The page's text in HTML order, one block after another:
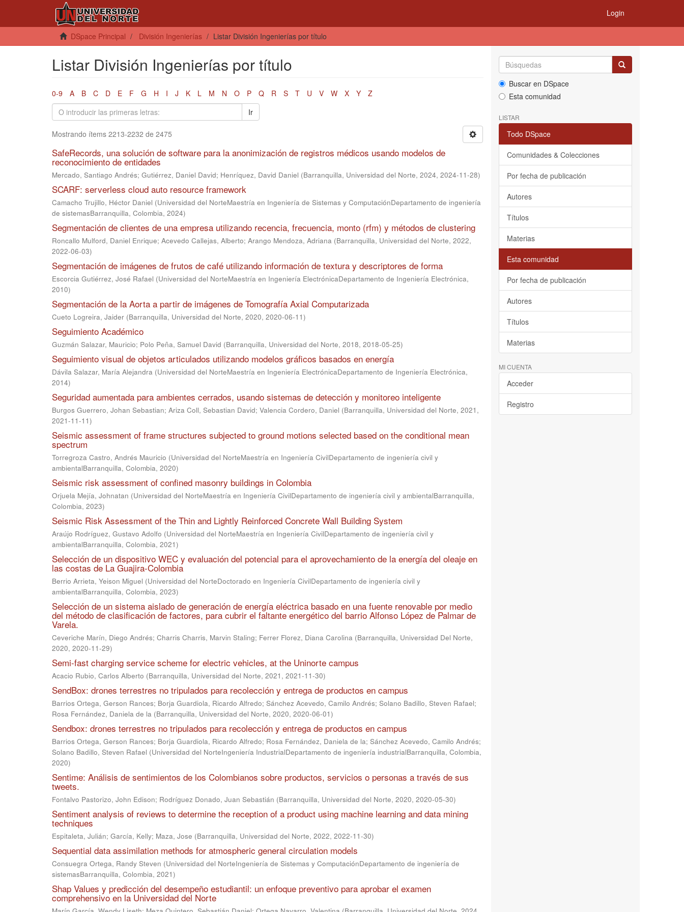
Login
DSpace Principal División Ingenierías Listar División Ingenierías por título
Listar División Ingenierías por título
0-9 A B C D E F G H I J K L M N O P Q R S T U V W X Y
Z
Ir
Mostrando ítems 2213-2232 de 2475
SafeRecords, una solución de software para la anonimización de registros médicos usando modelos de
reconocimiento de entidades
Mercado, Santiago Andrés; Gutiérrez, Daniel David; Henríquez, David Daniel (Barranquilla, Universidad del Norte, 2024, 2024-11-28)
SCARF: serverless cloud auto resource framework
Camacho Trujillo, Héctor Daniel (Universidad del NorteMaestría en Ingeniería de Sistemas y ComputaciónDepartamento de ingeniería
de sistemasBarranquilla, Colombia, 2024)
Segmentación de clientes de una empresa utilizando recencia, frecuencia, monto (rfm) y métodos de clustering
Roncallo Mulford, Daniel Enrique; Acevedo Callejas, Alberto; Arango Mendoza, Adriana (Barranquilla, Universidad del Norte, 2022,
2022-06-03)
Segmentación de imágenes de frutos de café utilizando información de textura y descriptores de forma
Escorcia Gutiérrez, José Rafael (Universidad del NorteMaestría en Ingeniería ElectrónicaDepartamento de Ingeniería Electrónica,
2010)
Segmentación de la Aorta a partir de imágenes de Tomografía Axial Computarizada
Cueto Logreira, Jaider (Barranquilla, Universidad del Norte, 2020, 2020-06-11)
Seguimiento Académico
Guzmán Salazar, Mauricio; Polo Peña, Samuel David (Barranquilla, Universidad del Norte, 2018, 2018-05-25)
Seguimiento visual de objetos articulados utilizando modelos gráficos basados en energía
Dávila Salazar, María Alejandra (Universidad del NorteMaestría en Ingeniería ElectrónicaDepartamento de Ingeniería Electrónica,
2014)
Seguridad aumentada para ambientes cerrados, usando sistemas de detección y monitoreo inteligente
Burgos Guerrero, Johan Sebastian; Ariza Coll, Sebastian David; Valencia Cordero, Daniel (Barranquilla, Universidad del Norte, 2021 ,
2021-11-11)
Seismic assessment of frame structures subjected to ground motions selected based on the conditional mean
spectrum
Torregroza Castro, Andrés Mauricio (Universidad del NorteMaestría en Ingeniería CivilDepartamento de ingeniería civil y
ambientalBarranquilla, Colombia, 2020)
Seismic risk assessment of confined masonry buildings in Colombia
Orjuela Mejía, Johnatan (Universidad del NorteMaestría en Ingeniería CivilDepartamento de ingeniería civil y ambientalBarranquilla,
Colombia, 2023)
Seismic Risk Assessment of the Thin and Lightly Reinforced Concrete Wall Building System
Araújo Rodríguez, Gustavo Adolfo (Universidad del NorteMaestría en Ingeniería CivilDepartamento de ingeniería civil y
ambientalBarranquilla, Colombia, 2021)
Selección de un dispositivo WEC y evaluación del potencial para el aprovechamiento de la energía del oleaje en
las costas de La Guajira-Colombia
Berrio Arrieta, Yeison Miguel (Universidad del NorteDoctorado en Ingeniería CivilDepartamento de ingeniería civil y
ambientalBarranquilla, Colombia, 2023)
Selección de un sistema aislado de generación de energía eléctrica basado en una fuente renovable por medio
del método de clasificación de factores, para cubrir el faltante energético del barrio Alfonso López de Palmar de
Varela.
Ceveriche Marín, Diego Andrés; Charris Charris, Marvin Staling; Ferrer Florez, Diana Carolina (Barranquilla, Universidad Del Norte,
2020, 2020-11-29)
Semi-fast charging service scheme for electric vehicles, at the Uninorte campus
Acacio Rubio, Carlos Alberto (Barranquilla, Universidad del Norte, 2021 , 2021-11-30)
SendBox: drones terrestres no tripulados para recolección y entrega de productos en campus
Barrios Ortega, Gerson Rances; Borja Guardiola, Ricardo Alfredo; Sánchez Acevedo, Camilo Andrés; Solano Badillo, Steven Rafael;
Rosa Fernández, Daniela de la (Barranquilla, Universidad del Norte, 2020, 2020-06-01)
Sendbox: drones terrestres no tripulados para recolección y entrega de productos en campus
Barrios Ortega, Gerson Rances; Borja Guardiola, Ricardo Alfredo; Rosa Fernández, Daniela de la; Sánchez Acevedo, Camilo Andrés;
Solano Badillo, Steven Rafael (Universidad del NorteIngeniería IndustrialDepartamento de ingeniería industrialBarranquilla, Colombia,
2020)
Sentime: Análisis de sentimientos de los Colombianos sobre productos, servicios o personas a través de sus
tweets.
Fontalvo Pastorizo, John Edison; Rodríguez Donado, Juan Sebastián (Barranquilla, Universidad del Norte, 2020, 2020-05-30)
Sentiment analysis of reviews to determine the reception of a product using machine learning and data mining
techniques
Espitaleta, Julián; García, Kelly; Maza, Jose (Barranquilla, Universidad del Norte, 2022, 2022-11-30)
Sequential data assimilation methods for atmospheric general circulation models
Consuegra Ortega, Randy Steven (Universidad del NorteIngeniería de Sistemas y ComputaciónDepartamento de ingeniería de
sistemasBarranquilla, Colombia, 2021)
Shap Values y predicción del desempeño estudiantil: un enfoque preventivo para aprobar el examen
comprehensivo en la Universidad del Norte
Buscar en DSpace
Esta comunidad
LISTAR
Todo DSpace
Comunidades & Colecciones
Por fecha de publicación
Autores
Títulos
Materias
Esta comunidad
Por fecha de publicación
Autores
Títulos
Materias
MI CUENTA
Acceder
Registro